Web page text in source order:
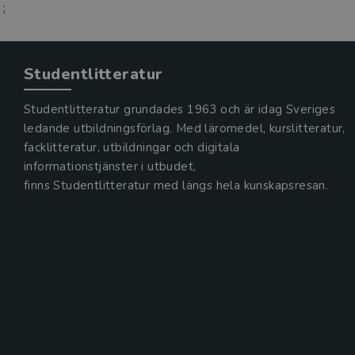
;
Studentlitteratur
Studentlitteratur grundades 1963 och är idag Sveriges
ledande utbildningsförlag. Med läromedel, kurslitteratur,
facklitteratur, utbildningar och digitala
informationstjänster i utbudet,
finns Studentlitteratur med längs hela kunskapsresan.